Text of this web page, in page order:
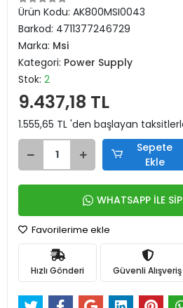
Ürün Kodu: AK800MSI0043
Barkod: 4711377246729
Marka: Msi
Kategori: Power Supply
Stok: 2
9.437,18 TL
1.555,65 TL 'den başlayan
Sepete
Ekle
WHATSAPP İLE
Favorilerime ekle
Hızlı Gönderi Güvenli Alışveriş